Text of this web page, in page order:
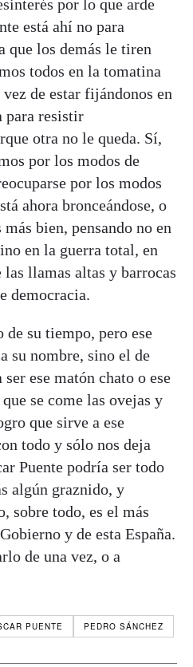
por lo que arde
está ahí no para
que los demás le tiren
todos en la tomatina
de estar fijándonos en
para resistir
otra no le queda. Sí,
por los modos de
por los modos
ahora bronceándose, o
bien, pensando no en
en la guerra total, en
llamas altas y barrocas
democracia.
de su tiempo, pero ese
su nombre, sino el de
ese matón chato o ese
se come las ovejas y
que sirve a ese
todo y sólo nos deja
Puente podría ser todo
algún graznido, y
sobre todo, es el más
y de esta España.
de una vez, o a
PUENTE PEDRO SÁNCHEZ